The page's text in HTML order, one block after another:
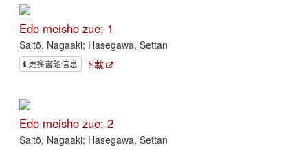
Edo meisho zue; 1
Saitō, Nagaaki; Hasegawa, Settan
更多書題信息 下載
Edo meisho zue; 2
Saitō, Nagaaki; Hasegawa, Settan